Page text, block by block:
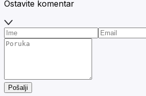
Ostavite komentar
Pošalji